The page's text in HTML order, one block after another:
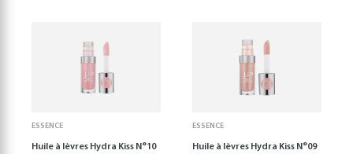
ESSENCE
Huile à lèvres Hydra Kiss N°10
ESSENCE
Huile à lèvres Hydra Kiss N°09